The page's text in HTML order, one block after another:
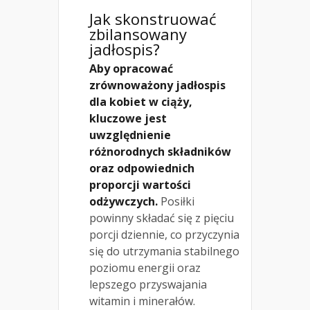
Jak skonstruować
zbilansowany
jadłospis?
Aby opracować
zrównoważony jadłospis
dla kobiet w ciąży,
kluczowe jest
uwzględnienie
różnorodnych składników
oraz odpowiednich
proporcji wartości
odżywczych. Posiłki
powinny składać się z pięciu
porcji dziennie, co przyczynia
się do utrzymania stabilnego
poziomu energii oraz
lepszego przyswajania
witamin i minerałów.